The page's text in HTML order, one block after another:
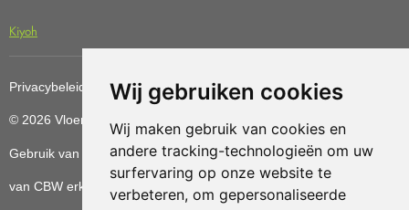
Wij gebruiken cookies
Wij maken gebruik van cookies en
andere tracking-technologieën om uw
surfervaring op onze website te
verbeteren, om gepersonaliseerde
Kiyoh
Privacybeleid Cookiebeleid Update cookies preferences
© 2026 Vloerenvoordelig Deze website is ontwikkeld door AGN
Gebruik van deze site betekent dat u dealgemene voorwaarden
van CBW erkende woonwinkels accepteert.